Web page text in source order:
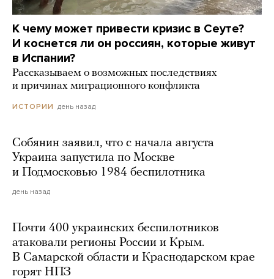
К чему может привести кризис в Сеуте?
И коснется ли он россиян, которые живут
в Испании?
Рассказываем о возможных последствиях
и причинах миграционного конфликта
ИСТОРИИ день назад
Собянин заявил, что с начала августа
Украина запустила по Москве
и Подмосковью 1984 беспилотника
день назад
Почти 400 украинских беспилотников
атаковали регионы России и Крым.
В Самарской области и Краснодарском крае
горят НПЗ